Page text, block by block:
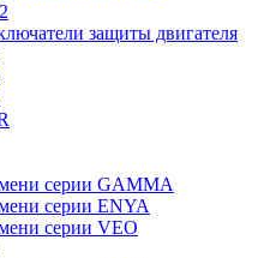
защиты двигателя
серии GAMMA
серии ENYA
серии VEO